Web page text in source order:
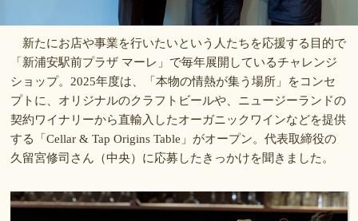
新たにお店や事業を行いたいという人たちを応援する目的で
「新浦安駅前プラザ マーレ」で毎年展開しているチャレンジ
ショップ。2025年度は、「本物の情熱が集う場所」をコンセ
プトに、オリジナルのクラフトビールや、ニュージーランドの
契約ワイナリーから直輸入したオーガニックワインなどを提供
する「Cellar & Tap Origins Table」がオープン。代表取締役の
久留宮修司さん（中央）に応募したきっかけを聞きました。